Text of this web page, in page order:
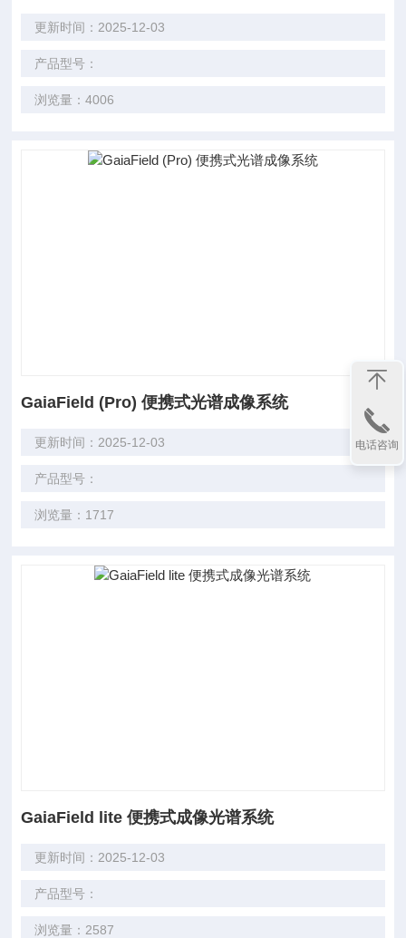
更新时间：2025-12-03
产品型号：
浏览量：4006
GaiaField (Pro) 便携式光谱成像系统
更新时间：2025-12-03
产品型号：
浏览量：1717
GaiaField lite 便携式成像光谱系统
更新时间：2025-12-03
产品型号：
浏览量：2587
电话咨询